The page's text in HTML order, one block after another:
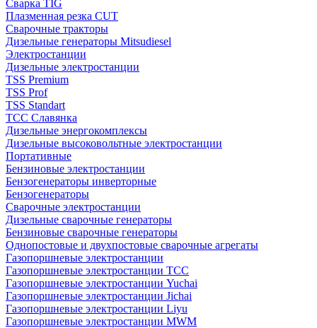
Сварка TIG
Плазменная резка CUT
Сварочные тракторы
Дизельные генераторы Mitsudiesel
Электростанции
Дизельные электростанции
TSS Premium
TSS Prof
TSS Standart
ТСС Славянка
Дизельные энергокомплексы
Дизельные высоковольтные электростанции
Портативные
Бензиновые электростанции
Бензогенераторы инверторные
Бензогенераторы
Сварочные электростанции
Дизельные сварочные генераторы
Бензиновые сварочные генераторы
Однопостовые и двухпостовые сварочные агрегаты
Газопоршневые электростанции
Газопоршневые электростанции ТСС
Газопоршневые электростанции Yuchai
Газопоршневые электростанции Jichai
Газопоршневые электростанции Liyu
Газопоршневые электростанции MWM